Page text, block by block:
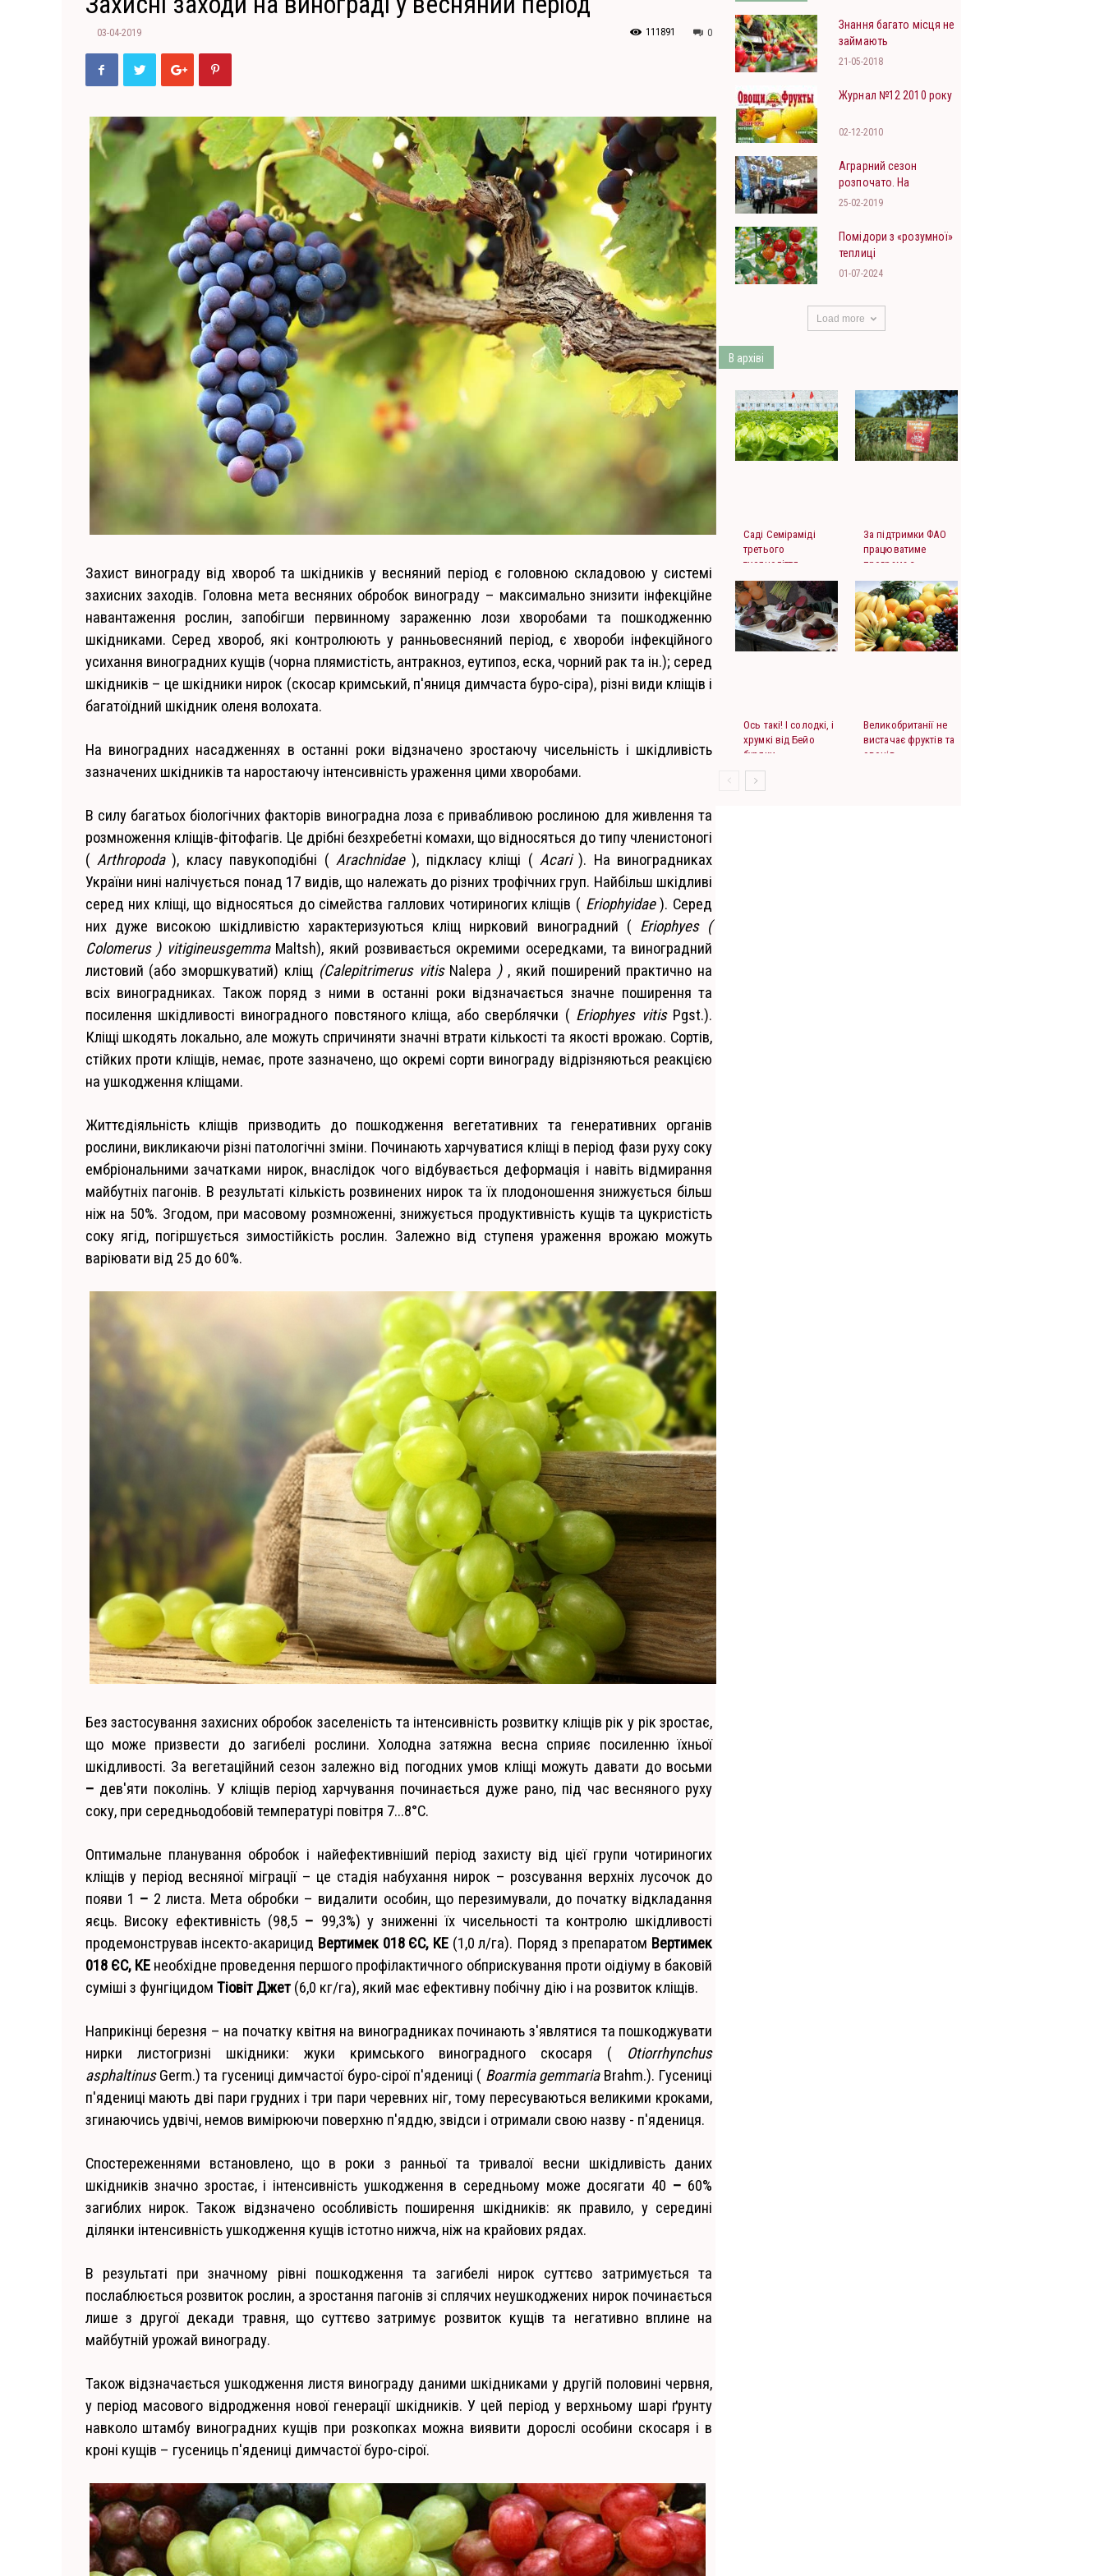
03-04-2019 0
111891
Захист винограду від хвороб та шкідників у весняний період є головною складовою у системі
захисних заходів. Головна мета весняних обробок винограду – максимально знизити інфекційне
навантаження рослин, запобігши первинному зараженню лози хворобами та пошкодженню
шкідниками. Серед хвороб, які контролюють у ранньовесняний період, є хвороби інфекційного
усихання виноградних кущів (чорна плямистість, антракноз, еутипоз, еска, чорний рак та ін.); серед
шкідників – це шкідники нирок (скосар кримський, п'яниця димчаста буро-сіра), різні види кліщів і
багатоїдний шкідник оленя волохата.
На виноградних насадженнях в останні роки відзначено зростаючу чисельність і шкідливість
зазначених шкідників та наростаючу інтенсивність ураження цими хворобами.
В силу багатьох біологічних факторів виноградна лоза є привабливою рослиною для живлення та
розмноження кліщів-фітофагів. Це дрібні безхребетні комахи, що відносяться до типу членистоногі
( Arthropoda), класу павукоподібні ( Arachnidae), підкласу кліщі ( Acari). На виноградниках
України нині налічується понад 17 видів, що належать до різних трофічних груп. Найбільш шкідливі
серед них кліщі, що відносяться до сімейства галлових чотириногих кліщів ( Eriophyidae). Серед
них дуже високою шкідливістю характеризуються кліщ нирковий виноградний ( Eriophyes (
Colomerus ) vitigineusgemmaMaltsh), який розвивається окремими осередками, та виноградний
листовий (або зморшкуватий) кліщ (Calepitrimerus vitisNalepa ), який поширений практично на
всіх виноградниках. Також поряд з ними в останні роки відзначається значне поширення та
посилення шкідливості виноградного повстяного кліща, або сверблячки ( Eriophyes vitisPgst.).
Кліщі шкодять локально, але можуть спричиняти значні втрати кількості та якості врожаю. Сортів,
стійких проти кліщів, немає, проте зазначено, що окремі сорти винограду відрізняються реакцією
на ушкодження кліщами.
Життєдіяльність кліщів призводить до пошкодження вегетативних та генеративних органів
рослини, викликаючи різні патологічні зміни. Починають харчуватися кліщі в період фази руху соку
ембріональними зачатками нирок, внаслідок чого відбувається деформація і навіть відмирання
майбутніх пагонів. В результаті кількість розвинених нирок та їх плодоношення знижується більш
ніж на 50%. Згодом, при масовому розмноженні, знижується продуктивність кущів та цукристість
соку ягід, погіршується зимостійкість рослин. Залежно від ступеня ураження врожаю можуть
варіювати від 25 до 60%.
Без застосування захисних обробок заселеність та інтенсивність розвитку кліщів рік у рік зростає,
що може призвести до загибелі рослини. Холодна затяжна весна сприяє посиленню їхньої
шкідливості. За вегетаційний сезон залежно від погодних умов кліщі можуть давати до восьми
– дев'яти поколінь. У кліщів період харчування починається дуже рано, під час весняного руху
соку, при середньодобовій температурі повітря 7...8°С.
Оптимальне планування обробок і найефективніший період захисту від цієї групи чотириногих
кліщів у період весняної міграції – це стадія набухання нирок – розсування верхніх лусочок до
появи 1 – 2 листа. Мета обробки – видалити особин, що перезимували, до початку відкладання
яєць. Високу ефективність (98,5 – 99,3%) у зниженні їх чисельності та контролю шкідливості
продемонстрував інсекто-акарицид Вертимек 018 ЄС, КЕ (1,0 л/га). Поряд з препаратом Вертимек
018 ЄС, КЕнеобхідне проведення першого профілактичного обприскування проти оідіуму в баковій
суміші з фунгіцидом Тіовіт Джет(6,0 кг/га), який має ефективну побічну дію і на розвиток кліщів.
Наприкінці березня – на початку квітня на виноградниках починають з'являтися та пошкоджувати
нирки листогризні шкідники: жуки кримського виноградного скосаря ( Otiorrhynchus
asphaltinusGerm.) та гусениці димчастої буро-сірої п'ядениці ( Boarmia gemmariaBrahm.). Гусениці
п'ядениці мають дві пари грудних і три пари черевних ніг, тому пересуваються великими кроками,
згинаючись удвічі, немов вимірюючи поверхню п'яддю, звідси і отримали свою назву - п'ядениця.
Спостереженнями встановлено, що в роки з ранньої та тривалої весни шкідливість даних
шкідників значно зростає, і інтенсивність ушкодження в середньому може досягати 40 – 60%
загиблих нирок. Також відзначено особливість поширення шкідників: як правило, у середині
ділянки інтенсивність ушкодження кущів істотно нижча, ніж на крайових рядах.
В результаті при значному рівні пошкодження та загибелі нирок суттєво затримується та
послаблюється розвиток рослин, а зростання пагонів зі сплячих неушкоджених нирок починається
лише з другої декади травня, що суттєво затримує розвиток кущів та негативно вплине на
майбутній урожай винограду.
Також відзначається ушкодження листя винограду даними шкідниками у другій половині червня,
у період масового відродження нової генерації шкідників. У цей період у верхньому шарі ґрунту
навколо штамбу виноградних кущів при розкопках можна виявити дорослі особини скосаря і в
кроні кущів – гусениць п'ядениці димчастої буро-сірої.
Знання багато місця не
займають
21-05-2018
Журнал №12 2010 року
02-12-2010
Аграрний сезон
розпочато. На
«АгроВесна 2019»
25-02-2019
Помідори з «розумної»
теплиці
01-07-2024
Load more
В архіві
Саді Семіраміді
третього
тисячоліття
За підтримки ФАО
працюватиме
програма з
розмінування
Ось такі! І солодкі, і
хрумкі від Бейо
буряки
Великобританії не
вистачає фруктів та
овочів